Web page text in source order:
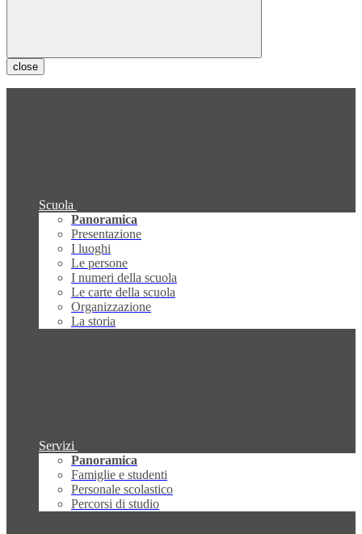
close
Scuola
Panoramica
Presentazione
I luoghi
Le persone
I numeri della scuola
Le carte della scuola
Organizzazione
La storia
Servizi
Panoramica
Famiglie e studenti
Personale scolastico
Percorsi di studio